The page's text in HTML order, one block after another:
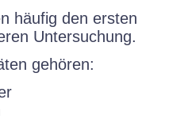
häufig den ersten
Untersuchung.
gehören: